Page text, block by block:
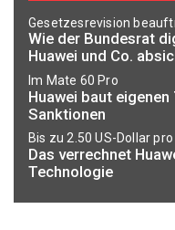
Gesetzesrevision
Wie der Bundesrat
Huawei und Co.
Im Mate 60 Pro
Huawei baut
Sanktionen
Bis zu 2.50 US-Dollar
Das verrechnet
Technologie